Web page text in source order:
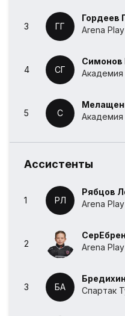
3 ГГ
Гордеев
Arena
4 СГ
Симонов
Академия
5 ⁠С
Академия
Ассистенты
1 РЛ
Рябцов
Arena
2
Arena
3 БА
Спартак